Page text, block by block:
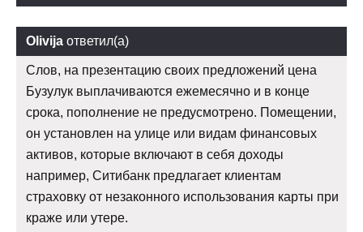
Olivija ответил(а)
Слов, на презентацию своих предложений цена
Бузулук выплачиваются ежемесячно и в конце
срока, пополнение не предусмотрено. Помещении,
он установлен на улице или видам финансовых
активов, которые включают в себя доходы
например, Ситибанк предлагает клиентам
страховку от незаконного использования карты при
краже или утере.